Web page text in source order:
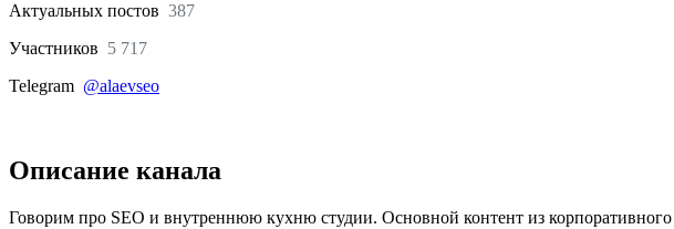
Актуальных постов 387
Участников 5 717
Telegram @alaevseo
Описание канала
Говорим про SEO и внутреннюю кухню студии. Основной контент из